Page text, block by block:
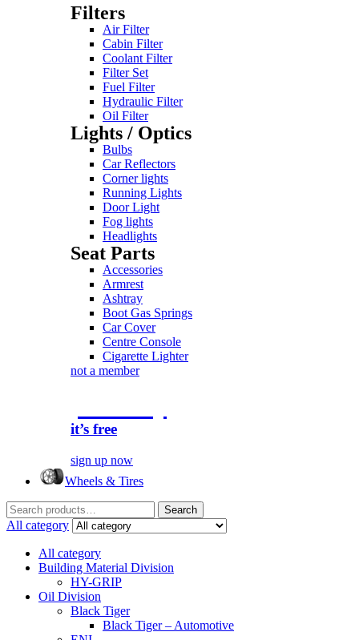
Filters
Air Filter
Cabin Filter
Coolant Filter
Filter Set
Fuel Filter
Hydraulic Filter
Oil Filter
Lights / Optics
Bulbs
Car Reflectors
Corner lights
Running Lights
Door Light
Fog lights
Headlights
Seat Parts
Accessories
Armrest
Ashtray
Boot Gas Springs
Car Cover
Centre Console
Cigarette Lighter
not a member
it’s free
sign up now
Wheels & Tires
Search
for:
Search
All category
All category
Building Material Division
HY-GRIP
Oil Division
Black Tiger
Black Tiger – Automotive